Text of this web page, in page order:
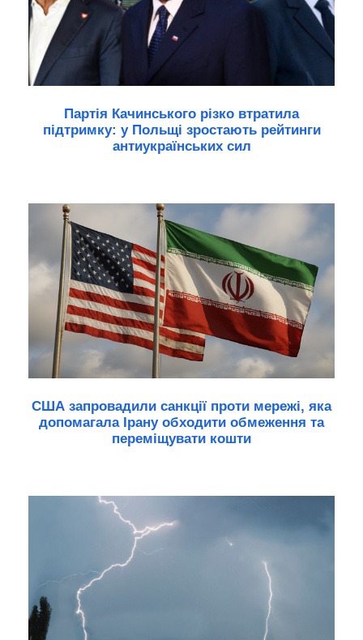
Партія Качинського різко втратила
підтримку: у Польщі зростають рейтинги
антиукраїнських сил
США запровадили санкції проти мережі, яка
допомагала Ірану обходити обмеження та
переміщувати кошти